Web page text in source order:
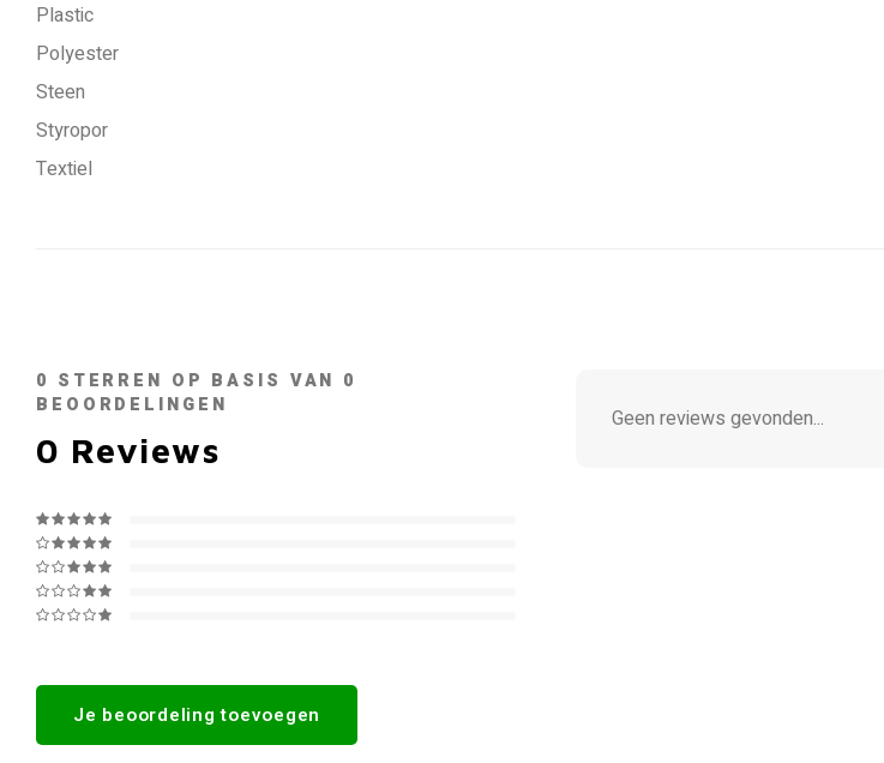
Plastic
Polyester
Steen
Styropor
Textiel
0 STERREN OP BASIS VAN 0
BEOORDELINGEN
0 Reviews
Je beoordeling toevoegen
Geen reviews gevonden...